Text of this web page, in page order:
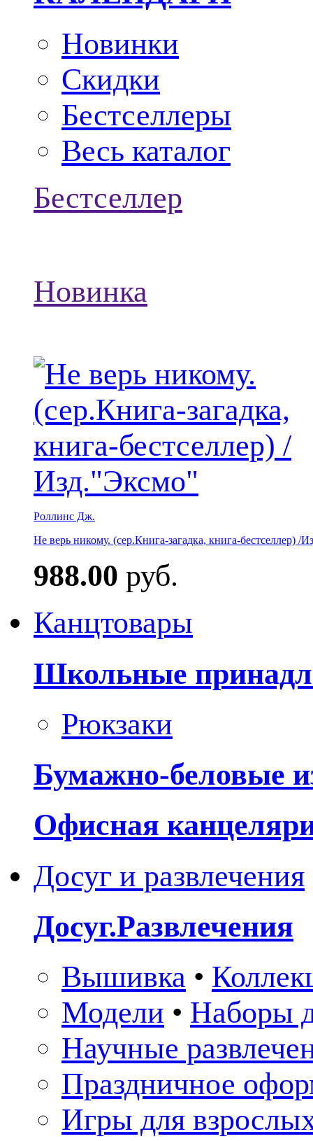
Новинки
Скидки
Бестселлеры
Весь каталог
Бестселлер
Новинка
Роллинс Дж.
Не верь никому. (сер.Книга-загадка, книга-бестселлер) /
988.00 руб.
Канцтовары
Школьные
Рюкзаки
Бумажно-беловые
Офисная
Досуг и развлечения
Досуг.Развлечения
Вышивка •
Модели • Наборы
Научные
Праздничное
Игры для